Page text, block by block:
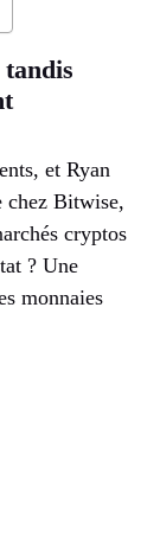
et Ryan
chez Bitwise,
cryptos
? Une
monnaies